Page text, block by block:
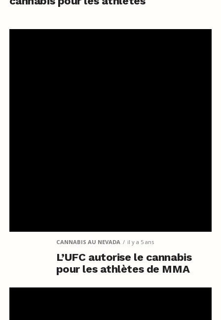
CANNABIS AU NEVADA il y a 5 ans
L’UFC autorise le cannabis
pour les athlètes de MMA